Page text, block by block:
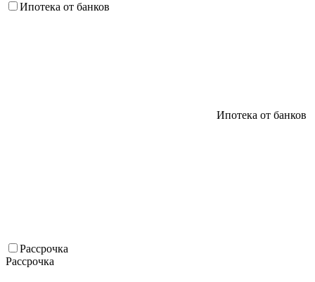
Ипотека от банков
Ипотека от банков
Рассрочка
Рассрочка